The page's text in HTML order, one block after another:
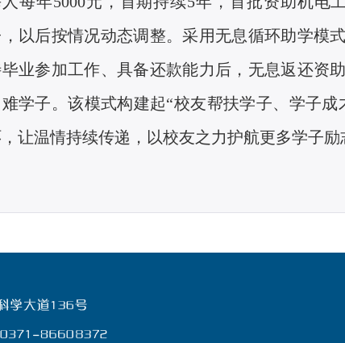
以后按情况动态调整。采用无息循环助学模
业参加工作、具备还款能力后，无息返还资
学子。该模式构建起“校友帮扶学子、学子
让温情持续传递，以校友之力护航更多学子励